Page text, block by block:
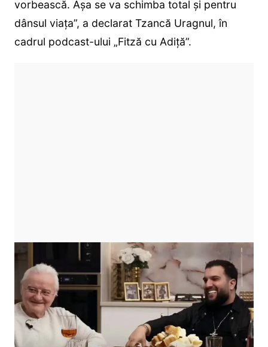
vorbească. Așa se va schimba total și pentru
dânsul viața”, a declarat Tzancă Uragnul, în
cadrul podcast-ului „Fitză cu Adiță”.